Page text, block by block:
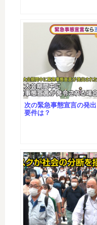
次の緊急事態宣言の発出
要件は？